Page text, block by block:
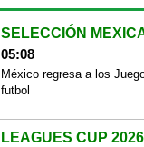
SELECCIÓN
05:08
México regresa a los
futbol
LEAGUES CUP 2026